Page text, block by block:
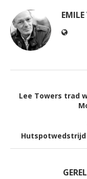
Lee Towers trad